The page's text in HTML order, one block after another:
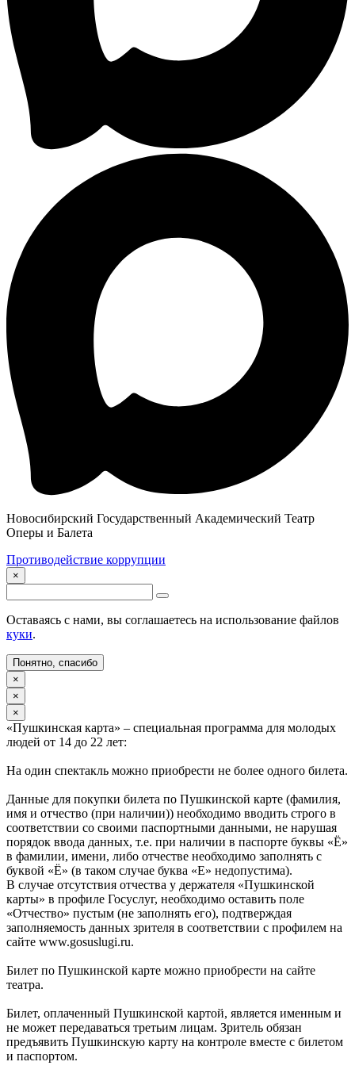
Новосибирский Государственный Академический Театр
Оперы и Балета
Противодействие коррупции
×
Оставаясь с нами, вы соглашаетесь на использование файлов
куки.
Понятно, спасибо
×
×
×
«Пушкинская карта» – специальная программа для молодых
людей от 14 до 22 лет:
На один спектакль можно приобрести не более одного билета.
Данные для покупки билета по Пушкинской карте (фамилия,
имя и отчество (при наличии)) необходимо вводить строго в
соответствии со своими паспортными данными, не нарушая
порядок ввода данных, т.е. при наличии в паспорте буквы «Ё»
в фамилии, имени, либо отчестве необходимо заполнять с
буквой «Ё» (в таком случае буква «Е» недопустима).
В случае отсутствия отчества у держателя «Пушкинской
карты» в профиле Госуслуг, необходимо оставить поле
«Отчество» пустым (не заполнять его), подтверждая
заполняемость данных зрителя в соответствии с профилем на
сайте www.gosuslugi.ru.
Билет по Пушкинской карте можно приобрести на сайте
театра.
Билет, оплаченный Пушкинской картой, является именным и
не может передаваться третьим лицам. Зритель обязан
предъявить Пушкинскую карту на контроле вместе с билетом
и паспортом.